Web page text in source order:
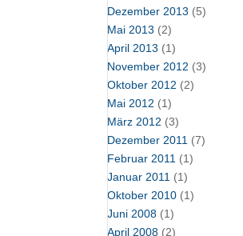
Dezember 2013 (5)
Mai 2013 (2)
April 2013 (1)
November 2012 (3)
Oktober 2012 (2)
Mai 2012 (1)
März 2012 (3)
Dezember 2011 (7)
Februar 2011 (1)
Januar 2011 (1)
Oktober 2010 (1)
Juni 2008 (1)
April 2008 (2)